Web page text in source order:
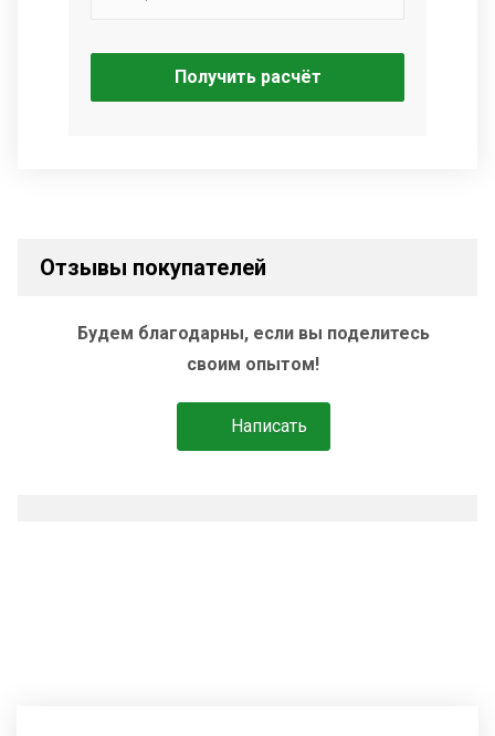
Получить расчёт
Отзывы покупателей
Будем благодарны, если вы поделитесь
своим опытом!
Написать